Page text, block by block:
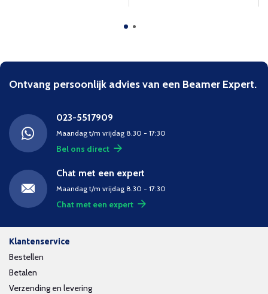
Ontvang persoonlijk advies van een Beamer Expert.
023-5517909
Maandag t/m vrijdag 8.30 - 17:30
Bel ons direct
Chat met een expert
Maandag t/m vrijdag 8.30 - 17:30
Chat met een expert
Klantenservice
Bestellen
Betalen
Verzending en levering